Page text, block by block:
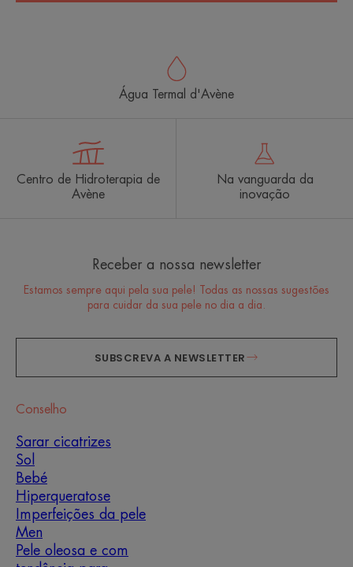
Água Termal d'Avène
Centro de Hidroterapia de
Avène
Na vanguarda da
inovação
Receber a nossa newsletter
Estamos sempre aqui pela sua pele! Todas as nossas sugestões
para cuidar da sua pele no dia a dia.
SUBSCREVA A NEWSLETTER
Conselho
Sarar cicatrizes
Sol
Bebé
Hiperqueratose
Imperfeições da pele
Men
Pele oleosa e com